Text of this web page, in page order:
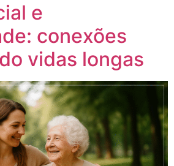
e
conexões
vidas longas